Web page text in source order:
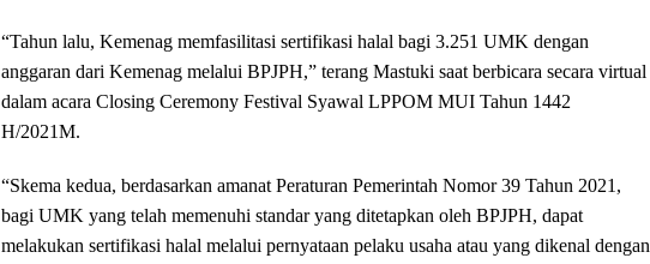
“Tahun lalu, Kemenag memfasilitasi sertifikasi halal bagi 3.251 UMK dengan
anggaran dari Kemenag melalui BPJPH,” terang Mastuki saat berbicara secara virtual
dalam acara Closing Ceremony Festival Syawal LPPOM MUI Tahun 1442
H/2021M.
“Skema kedua, berdasarkan amanat Peraturan Pemerintah Nomor 39 Tahun 2021,
bagi UMK yang telah memenuhi standar yang ditetapkan oleh BPJPH, dapat
melakukan sertifikasi halal melalui pernyataan pelaku usaha atau yang dikenal dengan